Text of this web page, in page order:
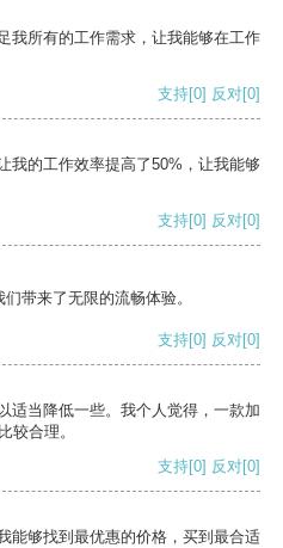
我所有的工作需求，让我能够在工作
支持[0] 反对[0]
我的工作效率提高了50%，让我能够
支持[0] 反对[0]
带来了无限的流畅体验。
支持[0] 反对[0]
适当降低一些。我个人觉得，一款加
较合理。
支持[0] 反对[0]
能够找到最优惠的价格，买到最合适